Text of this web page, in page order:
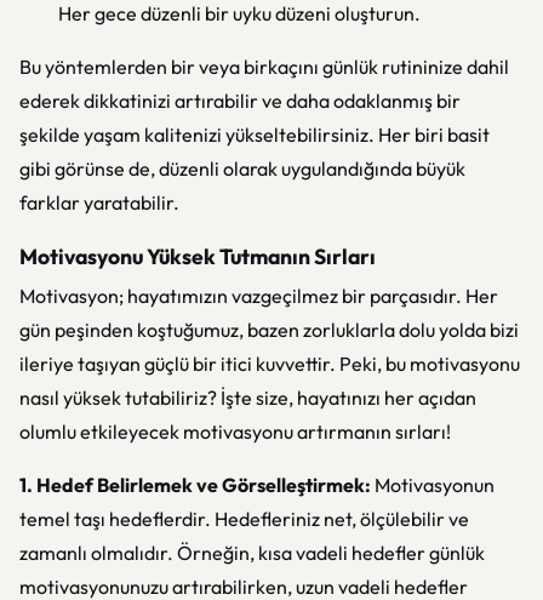
Her gece düzenli bir uyku düzeni oluşturun.
Bu yöntemlerden bir veya birkaçını günlük rutininize dahil
ederek dikkatinizi artırabilir ve daha odaklanmış bir
şekilde yaşam kalitenizi yükseltebilirsiniz. Her biri basit
gibi görünse de, düzenli olarak uygulandığında büyük
farklar yaratabilir.
Motivasyonu Yüksek Tutmanın Sırları
Motivasyon; hayatımızın vazgeçilmez bir parçasıdır. Her
gün peşinden koştuğumuz, bazen zorluklarla dolu yolda bizi
ileriye taşıyan güçlü bir itici kuvvettir. Peki, bu motivasyonu
nasıl yüksek tutabiliriz? İşte size, hayatınızı her açıdan
olumlu etkileyecek motivasyonu artırmanın sırları!
1. Hedef Belirlemek ve Görselleştirmek: Motivasyonun
temel taşı hedeflerdir. Hedefleriniz net, ölçülebilir ve
zamanlı olmalıdır. Örneğin, kısa vadeli hedefler günlük
motivasyonunuzu artırabilirken, uzun vadeli hedefler